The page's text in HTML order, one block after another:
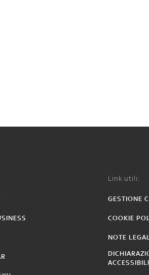
Link utili:
GESTIONE
COOKIE
NOTE